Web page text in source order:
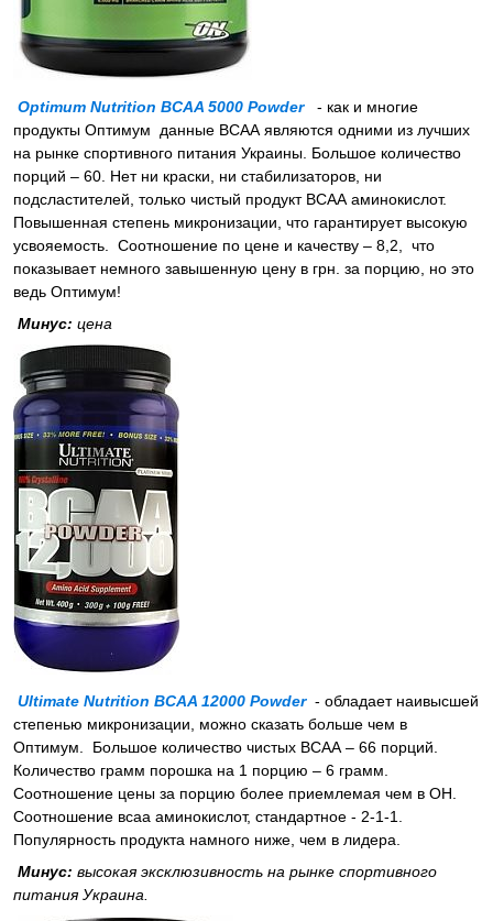
Optimum Nutrition BCAA 5000 Powder
- как и многие
продукты Оптимум данные ВСАА являются одними из лучших
на рынке спортивного питания Украины. Большое количество
порций – 60. Нет ни краски, ни стабилизаторов, ни
подсластителей, только чистый продукт ВСАА аминокислот.
Повышенная степень микронизации, что гарантирует высокую
усвояемость. Соотношение по цене и качеству – 8,2, что
показывает немного завышенную цену в грн. за порцию, но это
ведь Оптимум!
Минус: цена
Ultimate Nutrition BCAA 12000 Powder- обладает наивысшей
степенью микронизации, можно сказать больше чем в
Оптимум. Большое количество чистых ВСАА – 66 порций.
Количество грамм порошка на 1 порцию – 6 грамм.
Соотношение цены за порцию более приемлемая чем в ОН.
Соотношение всаа аминокислот, стандартное - 2-1-1.
Популярность продукта намного ниже, чем в лидера.
Минус: высокая эксклюзивность на рынке спортивного
питания Украина.